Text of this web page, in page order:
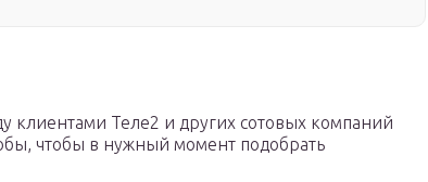
клиентами Теле2 и других сотовых компаний
чтобы в нужный момент подобрать